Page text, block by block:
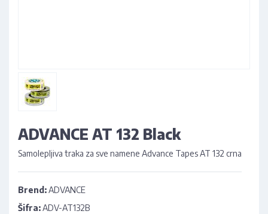
ADVANCE AT 132 Black
Samolepljiva traka za sve namene Advance Tapes AT 132 crna
Brend:ADVANCE
Šifra:ADV-AT132B